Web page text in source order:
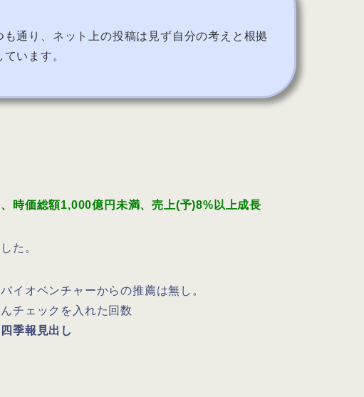
も通り、ネット上の投稿は見ず自分の考えと根拠
います。
時価総額1,000億円未満、売上(予)8%以上成長
た。
イオベンチャーからの推薦は無し。
チェックを入れた回数
季報見出し